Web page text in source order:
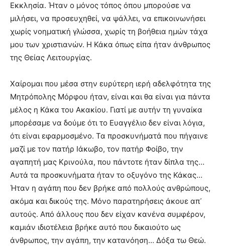
Εκκλησία. Ήταν ο μόνος τόπος όπου μπορούσε να
μιλήσει, να προσευχηθεί, να ψάλλει, να επικοινωνήσει
χωρίς νοηματική γλώσσα, χωρίς τη βοήθεια ημών τάχα
μου των χριστιανών. Η Κάκα όπως είπα ήταν άνθρωπος
της Θείας Λειτουργίας.
Χαίρομαι που μέσα στην ευρύτερη ιερή αδελφότητα της
Μητρόπολης Μόρφου ήταν, είναι και θα είναι για πάντα
μέλος η Κάκα του Ακακίου. Γιατί με αυτήν τη γυναίκα
μπορέσαμε να δούμε ότι το Ευαγγέλιο δεν είναι λόγια,
ότι είναι εφαρμοσμένο. Τα προσκυνήματά που πήγαινε
μαζί με τον πατήρ Ιάκωβο, τον πατήρ Φοίβο, την
αγαπητή μας Κρινούλα, που πάντοτε ήταν δίπλα της…
Αυτά τα προσκυνήματα ήταν το οξυγόνο της Κάκας…
Ήταν η αγάπη που δεν βρήκε από πολλούς ανθρώπους,
ακόμα και δικούς της. Μόνο παρατηρήσεις άκουε απ᾿
αυτούς. Από άλλους που δεν είχαν κανένα συμφέρον,
καμιάν ιδιοτέλεια βρήκε αυτό που δικαιούτο ως
άνθρωπος, την αγάπη, την κατανόηση… Δόξα τω Θεώ.